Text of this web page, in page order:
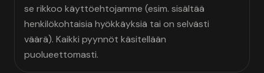
se rikkoo käyttöehtojamme (esim. sisältää
henkilökohtaisia hyökkäyksiä tai on selvästi
väärä). Kaikki pyynnöt käsitellään
puolueettomasti.